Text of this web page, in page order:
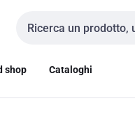
Cerca input
shop Cataloghi